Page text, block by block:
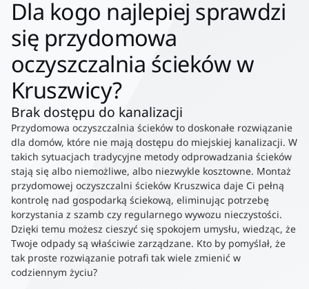
Dla kogo najlepiej sprawdzi
się przydomowa
oczyszczalnia ścieków w
Kruszwicy?
Brak dostępu do kanalizacji
Przydomowa oczyszczalnia ścieków to doskonałe rozwiązanie
dla domów, które nie mają dostępu do miejskiej kanalizacji. W
takich sytuacjach tradycyjne metody odprowadzania ścieków
stają się albo niemożliwe, albo niezwykle kosztowne. Montaż
przydomowej oczyszczalni ścieków Kruszwica daje Ci pełną
kontrolę nad gospodarką ściekową, eliminując potrzebę
korzystania z szamb czy regularnego wywozu nieczystości.
Dzięki temu możesz cieszyć się spokojem umysłu, wiedząc, że
Twoje odpady są właściwie zarządzane. Kto by pomyślał, że
tak proste rozwiązanie potrafi tak wiele zmienić w
codziennym życiu?